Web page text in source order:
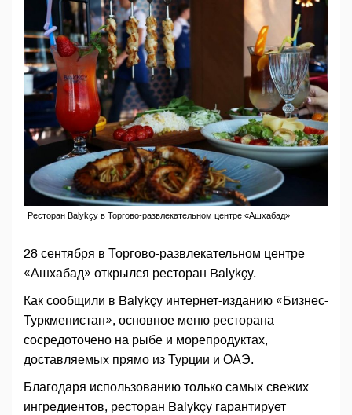
Ресторан Balykçy в Торгово-развлекательном центре «Ашхабад»
28 сентября в Торгово-развлекательном центре
«Ашхабад» открылся ресторан Balykçy.
Как сообщили в Balykçy интернет-изданию «Бизнес-
Туркменистан», основное меню ресторана
сосредоточено на рыбе и морепродуктах,
доставляемых прямо из Турции и ОАЭ.
Благодаря использованию только самых свежих
ингредиентов, ресторан Balykçy гарантирует